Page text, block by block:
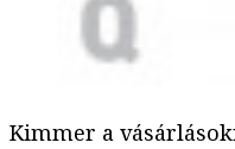
Kimmer a